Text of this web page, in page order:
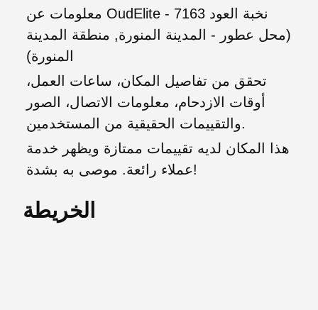
معلومات عن OudElite - نخبة العود 7163
(محل عطور - المدينة المنورة, منطقة المدينة
المنورة)
تحقق من تفاصيل المكان، ساعات العمل،
أوقات الازدحام، معلومات الاتصال، الصور
والتقييمات الحقيقية من المستخدمين.
هذا المكان لديه تقييمات ممتازة ويظهر خدمة
عملاء رائعة. موصى به بشدة!
الخريطة